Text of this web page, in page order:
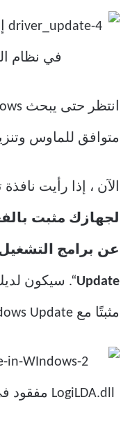
متوافق للماوس
الآن ، إذا رأيت
لجهازك مثبت
Update“. سيكون
مثبتًا مع Windows Update.